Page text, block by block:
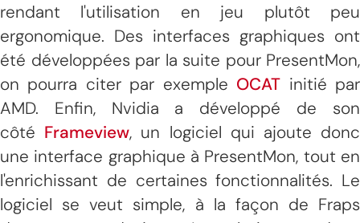
rendant l'utilisation en jeu plutôt peu
ergonomique. Des interfaces graphiques ont
été développées par la suite pour PresentMon,
on pourra citer par exemple OCAT initié par
AMD. Enfin, Nvidia a développé de son
côté Frameview, un logiciel qui ajoute donc
une interface graphique à PresentMon, tout en
l'enrichissant de certaines fonctionnalités. Le
logiciel se veut simple, à la façon de Fraps